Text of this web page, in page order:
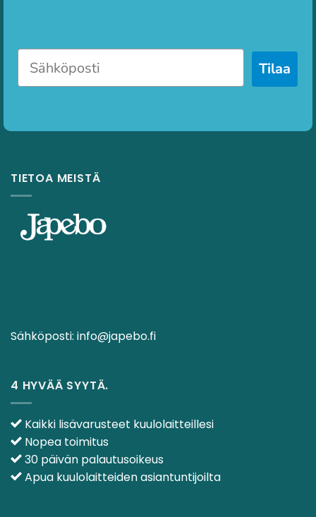
Tilaa
TIETOA MEISTÄ
Sähköposti: info@japebo.fi
4 HYVÄÄ SYYTÄ.
Kaikki lisävarusteet kuulolaitteillesi
Nopea toimitus
30 päivän palautusoikeus
Apua kuulolaitteiden asiantuntijoilta